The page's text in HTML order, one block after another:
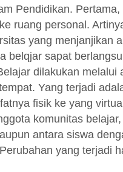
Pendidikan.
ruang personal.
yang menjanjikan
belqjar sapat
dilakukan melalui
Yang terjadi
fisik ke yang
komunitas
antara siswa
yang terjadi